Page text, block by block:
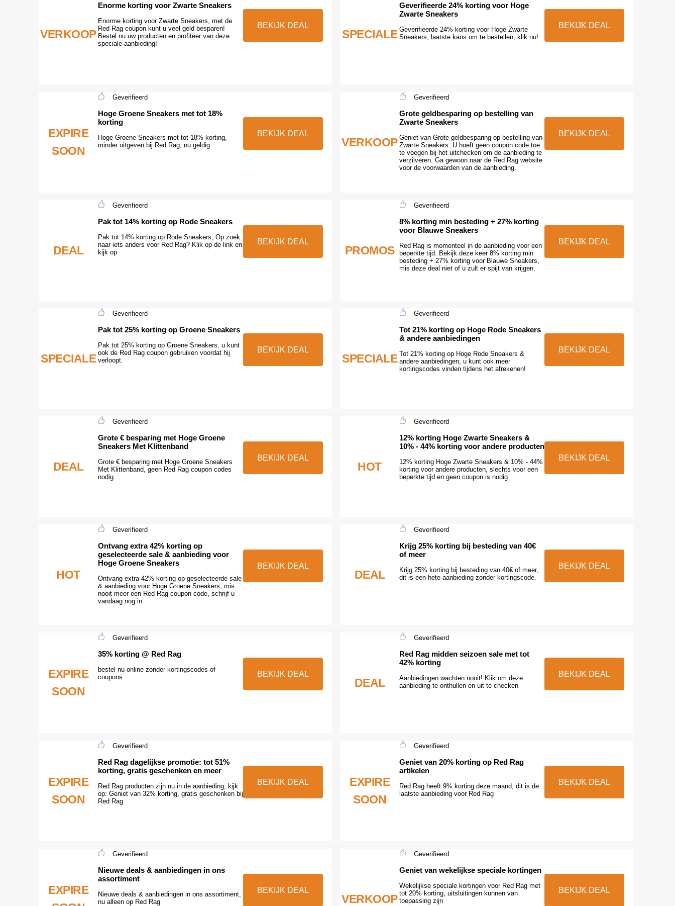
VERKOOP
Enorme korting voor Zwarte Sneakers
Enorme korting voor Zwarte Sneakers, met de
Red Rag coupon kunt u veel geld besparen!
Bestel nu uw producten en profiteer van deze
speciale aanbieding!
BEKIJK DEAL
SPECIALE
Geverifieerde 24% korting voor Hoge
Zwarte Sneakers
Geverifieerde 24% korting voor Hoge Zwarte
Sneakers, laatste kans om te bestellen, klik nu!
BEKIJK DEAL
EXPIRE
SOON
Geverifieerd
Hoge Groene Sneakers met tot 18%
korting
Hoge Groene Sneakers met tot 18% korting,
minder uitgeven bij Red Rag, nu geldig
BEKIJK DEAL
VERKOOP
Geverifieerd
Grote geldbesparing op bestelling van
Zwarte Sneakers
Geniet van Grote geldbesparing op bestelling van
Zwarte Sneakers. U hoeft geen coupon code toe
te voegen bij het uitchecken om de aanbieding te
verzilveren. Ga gewoon naar de Red Rag website
voor de voorwaarden van de aanbieding.
BEKIJK DEAL
DEAL
Geverifieerd
Pak tot 14% korting op Rode Sneakers
Pak tot 14% korting op Rode Sneakers, Op zoek
naar iets anders voor Red Rag? Klik op de link en
kijk op
BEKIJK DEAL
PROMOS
Geverifieerd
8% korting min besteding + 27% korting
voor Blauwe Sneakers
Red Rag is momenteel in de aanbieding voor een
beperkte tijd. Bekijk deze keer 8% korting min
besteding + 27% korting voor Blauwe Sneakers,
mis deze deal niet of u zult er spijt van krijgen.
BEKIJK DEAL
SPECIALE
Geverifieerd
Pak tot 25% korting op Groene Sneakers
Pak tot 25% korting op Groene Sneakers, u kunt
ook de Red Rag coupon gebruiken voordat hij
verloopt.
BEKIJK DEAL
SPECIALE
Geverifieerd
Tot 21% korting op Hoge Rode Sneakers
& andere aanbiedingen
Tot 21% korting op Hoge Rode Sneakers &
andere aanbiedingen, u kunt ook meer
kortingscodes vinden tijdens het afrekenen!
BEKIJK DEAL
DEAL
Geverifieerd
Grote € besparing met Hoge Groene
Sneakers Met Klittenband
Grote € besparing met Hoge Groene Sneakers
Met Klittenband, geen Red Rag coupon codes
nodig.
BEKIJK DEAL
HOT
Geverifieerd
12% korting Hoge Zwarte Sneakers &
10% - 44% korting voor andere producten
12% korting Hoge Zwarte Sneakers & 10% - 44%
korting voor andere producten, slechts voor een
beperkte tijd en geen coupon is nodig
BEKIJK DEAL
HOT
Geverifieerd
Ontvang extra 42% korting op
geselecteerde sale & aanbieding voor
Hoge Groene Sneakers
Ontvang extra 42% korting op geselecteerde sale
& aanbieding voor Hoge Groene Sneakers, mis
nooit meer een Red Rag coupon code, schrijf u
vandaag nog in.
BEKIJK DEAL
DEAL
Geverifieerd
Krijg 25% korting bij besteding van 40€
of meer
Krijg 25% korting bij besteding van 40€ of meer,
dit is een hete aanbieding zonder kortingscode.
BEKIJK DEAL
EXPIRE
SOON
Geverifieerd
35% korting @ Red Rag
bestel nu online zonder kortingscodes of
coupons.
BEKIJK DEAL
DEAL
Geverifieerd
Red Rag midden seizoen sale met tot
42% korting
Aanbiedingen wachten nooit! Klik om deze
aanbieding te onthullen en uit te checken
BEKIJK DEAL
EXPIRE
SOON
Geverifieerd
Red Rag dagelijkse promotie: tot 51%
korting, gratis geschenken en meer
Red Rag producten zijn nu in de aanbieding, kijk
op: Geniet van 32% korting, gratis geschenken bij
Red Rag
BEKIJK DEAL
EXPIRE
SOON
Geverifieerd
Geniet van 20% korting op Red Rag
artikelen
Red Rag heeft 9% korting deze maand, dit is de
laatste aanbieding voor Red Rag
BEKIJK DEAL
EXPIRE
Geverifieerd
Nieuwe deals & aanbiedingen in ons
assortiment
Nieuwe deals & aanbiedingen in ons assortiment,
nu alleen op Red Rag
BEKIJK DEAL
VERKOOP
Geverifieerd
Geniet van wekelijkse speciale kortingen
Wekelijkse speciale kortingen voor Red Rag met
tot 20% korting, uitsluitingen kunnen van
toepassing zijn
BEKIJK DEAL